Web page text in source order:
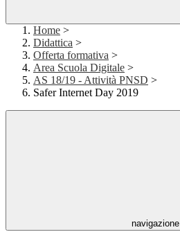
Home >
Didattica >
Offerta formativa >
Area Scuola Digitale >
AS 18/19 - Attività PNSD >
Safer Internet Day 2019
navigazione